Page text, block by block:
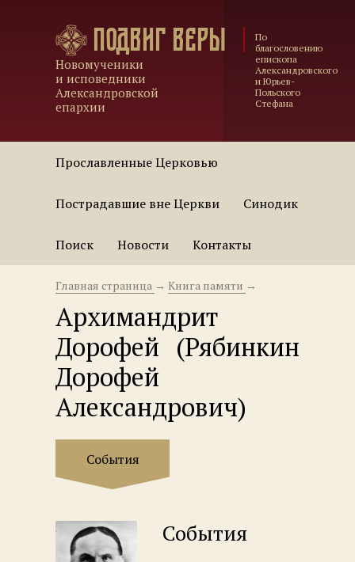
Подвиг веры
Новомученики
и исповедники
Александровской
епархии
По
благословению
епископа
Александровского
и Юрьев-
Польского
Стефана
Прославленные Церковью
Пострадавшие вне Церкви Синодик
Поиск Новости Контакты
Главная страница → Книга памяти →
Архимандрит
Дорофей (Рябинкин
Дорофей
Александрович)
События
События